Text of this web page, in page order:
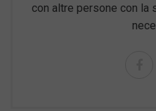
con altre persone con